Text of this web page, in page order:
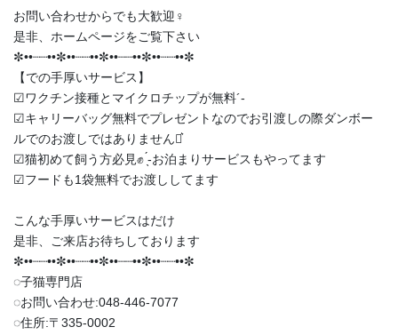
お問い合わせからでも大歓迎‍♀️
是非、ホームページをご覧下さい
✼••┈┈••✼••┈┈••✼••┈┈••✼••┈┈••✼
【での手厚いサービス】
︎︎︎︎☑︎ワクチン接種とマイクロチップが無料︎´-
︎︎︎︎☑︎キャリーバッグ無料でプレゼントなのでお引渡しの際ダンボー
ルでのお渡しではありません‪⋆͛
︎︎︎︎☑︎猫初めて飼う方必見✊ ̖́-お泊まりサービスもやってます
︎︎︎︎☑︎フードも1袋無料でお渡ししてます
こんな手厚いサービスはだけ
是非、ご来店お待ちしております
✼••┈┈••✼••┈┈••✼••┈┈••✼••┈┈••✼
◌子猫専門店
◌お問い合わせ:048-446-7077
◌住所:〒335-0002